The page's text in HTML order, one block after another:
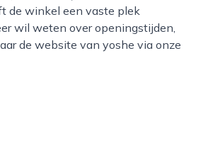
de winkel een vaste plek
wil weten over openingstijden,
de website van yoshe via onze